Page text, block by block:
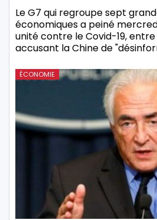
Le G7 qui regroupe sept
économiques a peiné
unité contre le Covid-19,
accusant la Chine de
ÉCONOMIE